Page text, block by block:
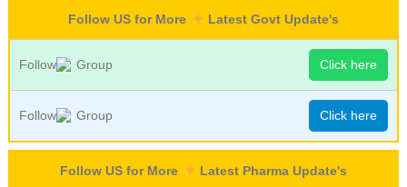
Follow US for More Latest Govt Update's
Follow Group Click here
Follow Group Click here
Follow US for More Latest Pharma Update's